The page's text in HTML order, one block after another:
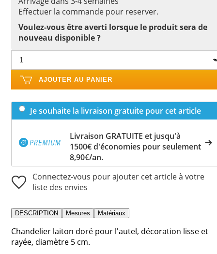
Effectuer la commande pour reserver.
Voulez-vous être averti lorsque le produit sera de
nouveau disponible ?
AJOUTER AU PANIER
Je souhaite la livraison gratuite pour cet article
Livraison GRATUITE et jusqu'à
1500€ d'économies pour seulement
8,90€/an.
Connectez-vous pour ajouter cet article à votre
liste des envies
DESCRIPTION Mesures Matériaux
Chandelier laiton doré pour l'autel, décoration lisse et
rayée, diamètre 5 cm.